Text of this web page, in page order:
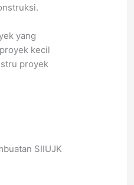
yang
kecil
proyek
SIIUJK